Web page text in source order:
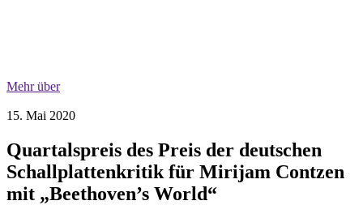
Mehr über
15. Mai 2020
Quartalspreis des Preis der deutschen
Schallplattenkritik für Mirijam Contzen
mit „Beethoven’s World“